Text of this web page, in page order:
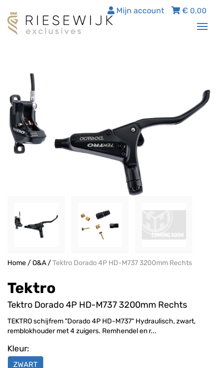
€ 0,00
Mijn account
Home/O&A/Tektro Dorado 4P HD-M737 3200mm Rechts
Tektro
Tektro Dorado 4P HD-M737 3200mm Rechts
TEKTRO schijfrem "Dorado 4P HD-M737" Hydraulisch, zwart,
remblokhouder met 4 zuigers. Remhendel en r...
Kleur:
ZWART